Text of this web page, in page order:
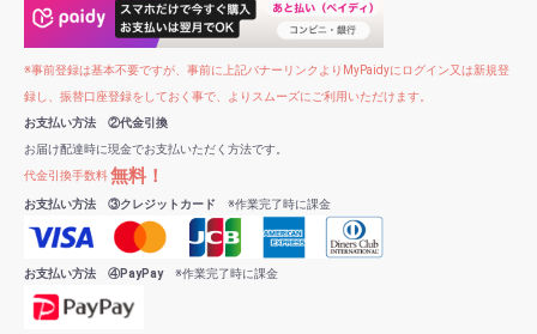
※事前登録は基本不要ですが、事前に上記バナーリンクよりMyPaidyにログイン又は新規登
録し、振替口座登録をしておく事で、よりスムーズにご利用いただけます。
お支払い方法 ②代金引換
お届け配達時に現金でお支払いただく方法です。
代金引換手数料無料！
お支払い方法 ③クレジットカード ※作業完了時に課金
お支払い方法 ④PayPay※作業完了時に課金